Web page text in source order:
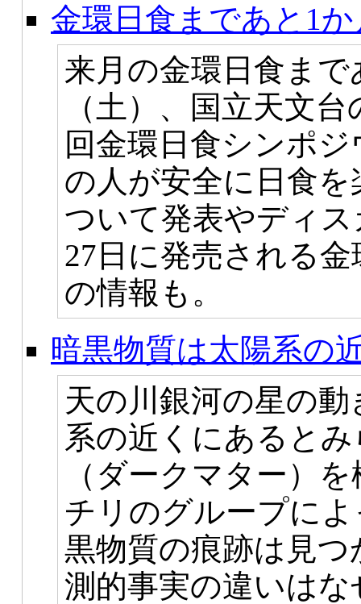
金環日食まであと1か
来月の金環日食ま
（土）、国立天文
回金環日食シンポ
の人が安全に日食
ついて発表やディ
27日に発売される
の情報も。
暗黒物質は太陽系の
天の川銀河の星の
系の近くにあると
（ダークマター）
チリのグループに
黒物質の痕跡は見
測的事実の違いは